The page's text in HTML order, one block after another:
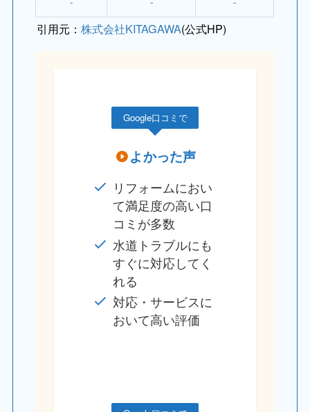
⁻ ⁻ ⁻
引用元：株式会社KITAGAWA(公式HP)
Google口コミで
よかった声
リフォームにおい
て満足度の高い口
コミが多数
水道トラブルにも
すぐに対応してく
れる
対応・サービスに
おいて高い評価